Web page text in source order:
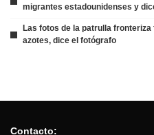
migrantes estadounidenses y
Las fotos de la patrulla
azotes, dice el fotógrafo
Contacto: